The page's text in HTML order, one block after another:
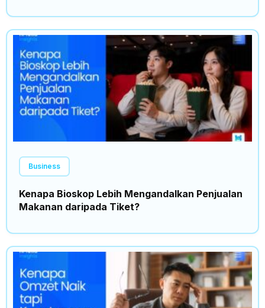
Business
Kenapa Bioskop Lebih Mengandalkan Penjualan
Makanan daripada Tiket?